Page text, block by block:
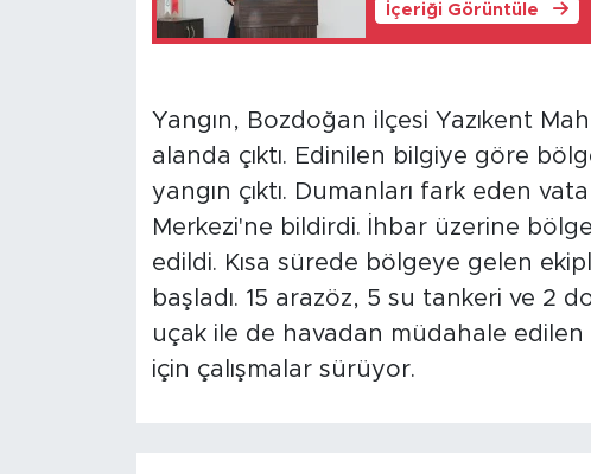
İçeriği Görüntüle
Yangın, Bozdoğan ilçesi Yazıkent
alanda çıktı. Edinilen bilgiye göre
yangın çıktı. Dumanları fark eden
Merkezi'ne bildirdi. İhbar üzerine
edildi. Kısa sürede bölgeye gelen
başladı. 15 arazöz, 5 su tankeri ve 2
uçak ile de havadan müdahale edilen
için çalışmalar sürüyor.